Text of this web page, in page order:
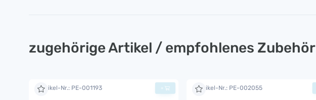
zugehörige Artikel / empfohlenes Zubehör
Artikel-Nr.: PE-001193 + Artikel-Nr.: PE-002055